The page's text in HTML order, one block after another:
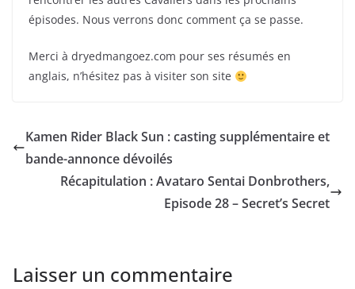
épisodes. Nous verrons donc comment ça se passe.
Merci à dryedmangoez.com pour ses résumés en
anglais, n’hésitez pas à visiter son site
Kamen Rider Black Sun : casting supplémentaire et
bande-annonce dévoilés
Récapitulation : Avataro Sentai Donbrothers,
Episode 28 – Secret’s Secret
Laisser un commentaire